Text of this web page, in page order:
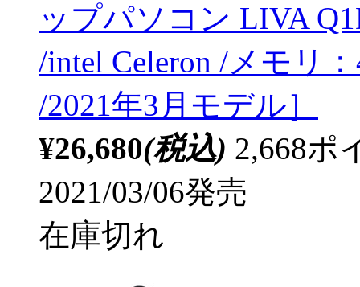
ップパソコン LIVA
/intel Celeron /メモリ
/2021年3月モデル］
¥26,680(税込) 2,668ポ
2021/03/06発売
在庫切れ